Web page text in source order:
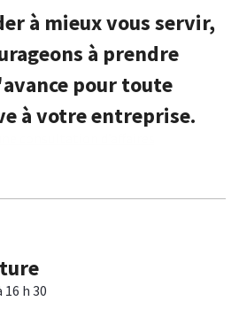
à mieux vous servir,
à prendre
pour toute
à votre entreprise.
16 h 30